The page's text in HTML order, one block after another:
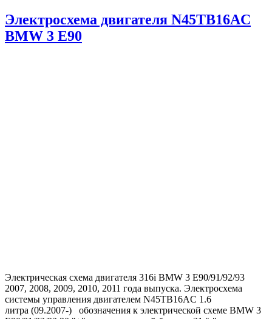
Электросхема двигателя N45TB16AC
BMW 3 E90
Электрическая схема двигателя 316i BMW 3 E90/91/92/93
2007, 2008, 2009, 2010, 2011 года выпуска. Электросхема
системы управления двигателем N45TB16AC 1.6
литра (09.2007-) обозначения к электрической схеме BMW 3